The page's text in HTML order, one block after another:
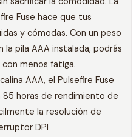
Fuse hace que tus
y cómodas. Con un peso
pila AAA instalada, podrás
menos fatiga.
AAA, el Pulsefire Fuse
horas de rendimiento de
la resolución de
DPI